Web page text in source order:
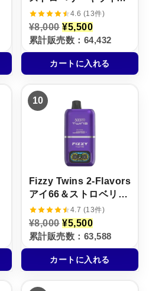
クロ＆レッドブル【ニ
コパフ】5%
4.6 (13件)
¥8,000 元
の
価
格
は
¥
0
し
た
。
¥5,500現
在
の
価
格
は
5
で
。
累計販売数：64,432
カートに入れる
10
Fizzy Twins 2‑Flavors
アイ66＆ストロベリー
ラズベリーキャンディ
ー【ニコパフ】5%
4.7 (13件)
¥8,000 元
の
価
格
は
¥
¥5,500現
在
の
価
格
は
累計販売数：63,588
カートに入れる